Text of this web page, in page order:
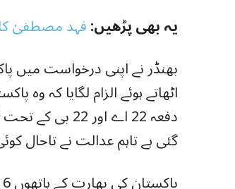
یہ بھی پڑھیں:فہد مصطفیٰ کا
بھنڈر نے اپنی درخواست میں
اٹھاتے ہوئے الزام لگایا کہ
دفعہ 22 اے
گئی ہے تاہم عدالت نے تاحال